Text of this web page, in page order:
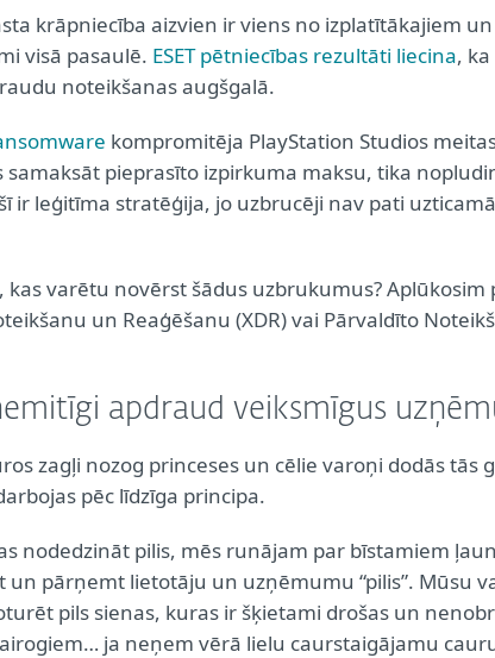
krāpniecība aizvien ir viens no izplatītākajiem
visā pasaulē. ESET pētniecības rezultāti liecina,
noteikšanas augšgalā.
kompromitēja PlayStation Studios
samaksāt pieprasīto izpirkuma maksu, tika
ir leģitīma stratēģija, jo uzbrucēji nav pati
kas varētu novērst šādus uzbrukumus? Aplūkosim
un Reaģēšanu (XDR) vai Pārvaldīto
apdraud veiksmīgus
zagļi nozog princeses un cēlie varoņi dodās tās
pēc līdzīga principa.
nodedzināt pilis, mēs runājam par bīstamiem
un pārņemt lietotāju un uzņēmumu “pilis”. Mūsu
pils sienas, kuras ir šķietami drošas un
ja neņem vērā lielu caurstaigājamu